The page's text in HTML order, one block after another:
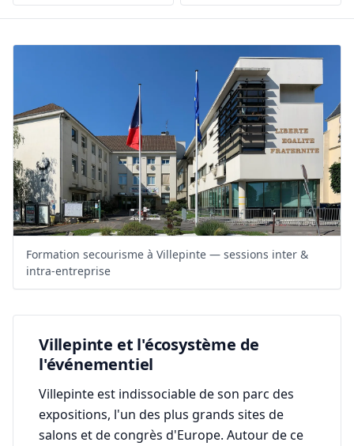
Formation secourisme à Villepinte — sessions inter &
intra-entreprise
Villepinte et l'écosystème de
l'événementiel
Villepinte est indissociable de son parc des
expositions, l'un des plus grands sites de
salons et de congrès d'Europe. Autour de ce